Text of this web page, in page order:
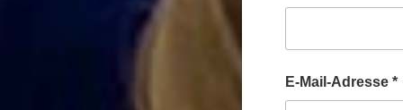
E-Mail-Adresse *